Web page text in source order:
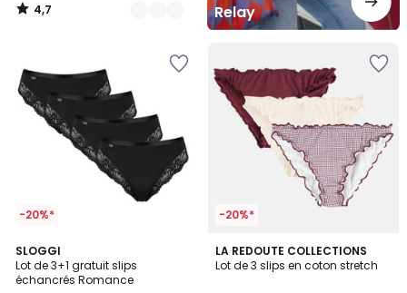
4,7
/
Relay
-20%*
SLOGGI
Lot de 3+1 gratuit slips
échancrés Romance
4,5
/ 5
2
Couleurs
-20%*
LA REDOUTE COLLECTIONS
Lot de 3 slips en coton stretch
4,9
/ 5
2
Couleurs